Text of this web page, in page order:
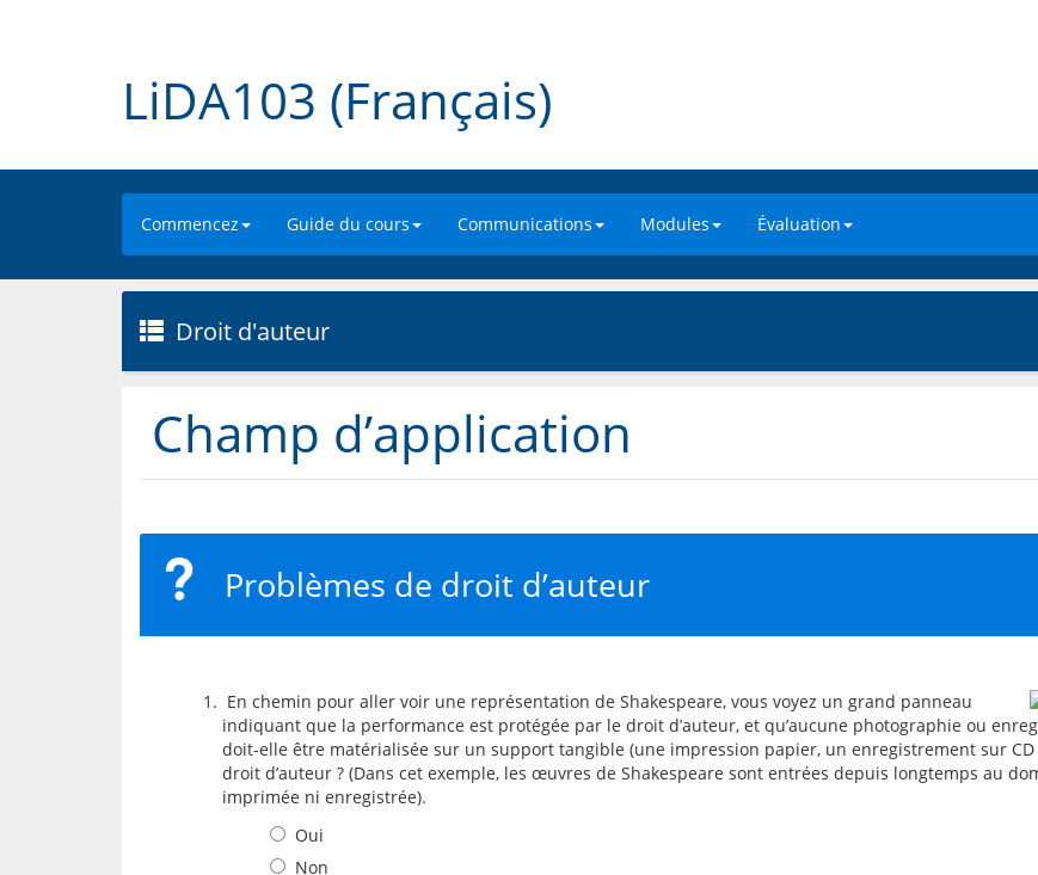
LiDA103 (Français)
Commencez Guide du cours Communications Modules Évaluation
Droit d'auteur
Champ d’application
Problèmes de droit d’auteur
indiquant que la performance est protégée par le droit d’auteur, et qu’aucune photographie ou
doit-elle être matérialisée sur un support tangible (une impression papier, un enregistrement sur
droit d’auteur ? (Dans cet exemple, les œuvres de Shakespeare sont entrées depuis longtemps au
imprimée ni enregistrée).
Oui
Non